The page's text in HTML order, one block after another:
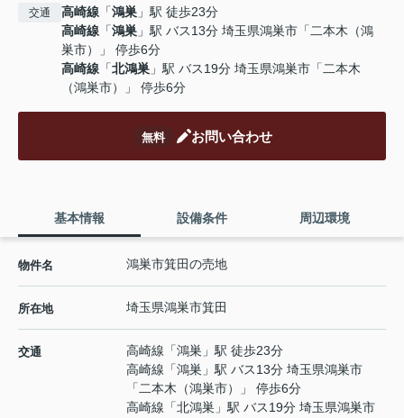
交通 高崎線 「鴻巣 」駅 徒歩23分
高崎線 「鴻巣 」駅 バス13分 埼玉県鴻巣市「二本木（鴻
巣市）」 停歩6分
高崎線 「北鴻巣 」駅 バス19分 埼玉県鴻巣市「二本木
（鴻巣市）」 停歩6分
無料 お問い合わせ
基本情報 設備条件 周辺環境
物件名 鴻巣市箕田の売地
所在地 埼玉県鴻巣市箕田
交通 高崎線 「鴻巣 」駅 徒歩23分
高崎線 「鴻巣 」駅 バス13分 埼玉県鴻巣市
「二本木（鴻巣市）」 停歩6分
高崎線 「北鴻巣 」駅 バス19分 埼玉県鴻巣市